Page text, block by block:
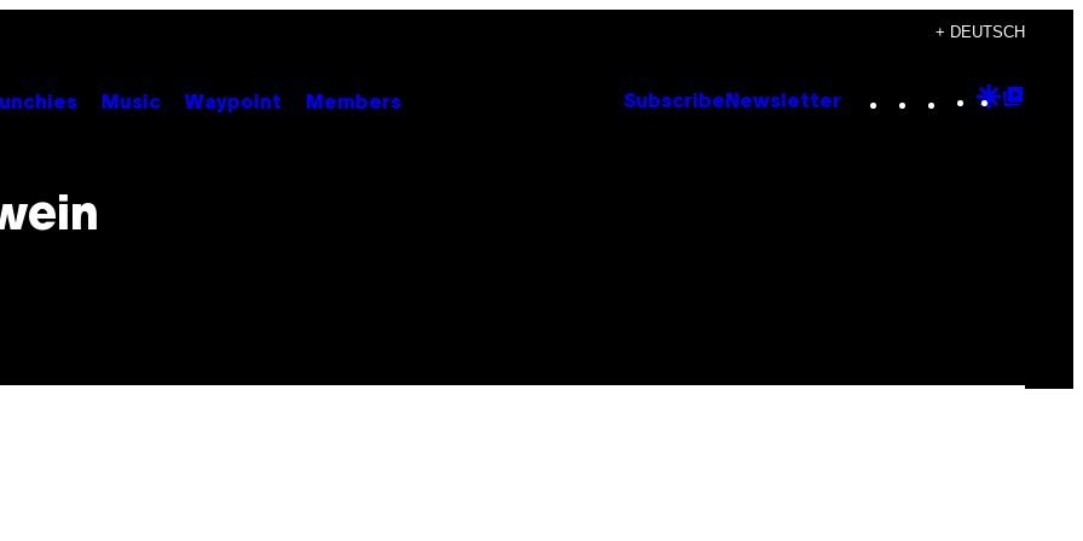
+ DEUTSCH
Music Waypoint Members Subscribe Newsletter Instagram
TikTok
YouTube
Google